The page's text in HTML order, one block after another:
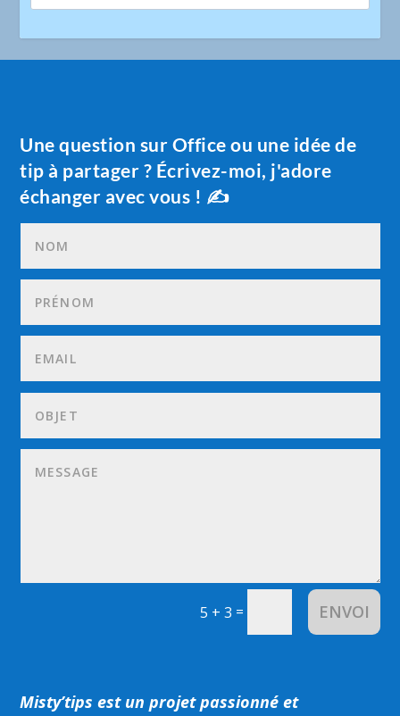
Une question sur Office ou une idée de
tip à partager ? Écrivez-moi, j'adore
échanger avec vous ! ✍️
5 + 3 = ENVOI
Misty’tips est un projet passionné et